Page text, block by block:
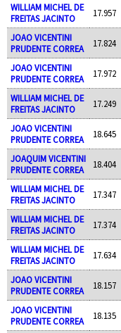
WILLIAM MICHEL DE
FREITAS JACINTO
17.957
JOAO VICENTINI
PRUDENTE CORREA
17.824
JOAO VICENTINI
PRUDENTE CORREA
17.972
WILLIAM MICHEL DE
FREITAS JACINTO
17.249
JOAO VICENTINI
PRUDENTE CORREA
18.645
JOAQUIM VICENTINI
PRUDENTE CORREA
18.404
WILLIAM MICHEL DE
FREITAS JACINTO
17.347
WILLIAM MICHEL DE
FREITAS JACINTO
17.374
WILLIAM MICHEL DE
FREITAS JACINTO
17.634
JOAO VICENTINI
PRUDENTE CORREA
18.157
JOAO VICENTINI
PRUDENTE CORREA
18.135